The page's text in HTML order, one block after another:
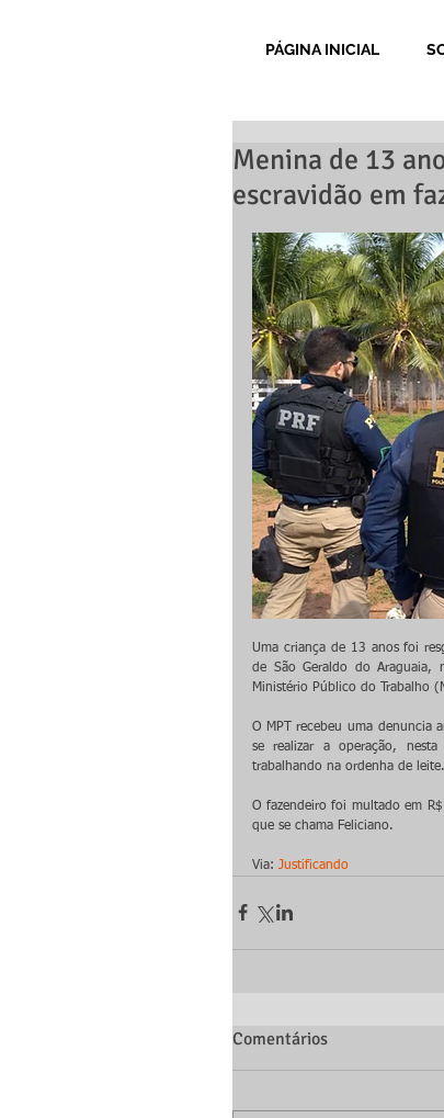
PÁGINA INICIAL
Menina de 13
escravidão em
Uma criança de 13 anos foi
de São Geraldo do Araguaia,
Ministério Público do Trabalho
O MPT recebeu uma denuncia
se realizar a operação,
trabalhando na ordenha de leite.
O fazendeiro foi multado em
que se chama Feliciano.
Via: Justificando
Comentários